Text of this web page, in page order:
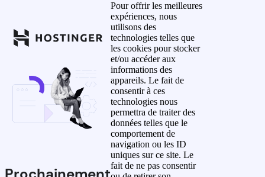
Pour offrir les meilleures
expériences, nous
utilisons des
technologies telles que
les cookies pour stocker
et/ou accéder aux
informations des
appareils. Le fait de
consentir à ces
technologies nous
permettra de traiter des
données telles que le
comportement de
navigation ou les ID
uniques sur ce site. Le
fait de ne pas consentir